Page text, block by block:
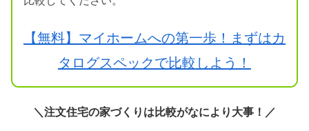
【無料】マイホームへの第一歩！まずはカ
タログスペックで比較しよう！
＼注文住宅の家づくりは比較がなにより大事！／